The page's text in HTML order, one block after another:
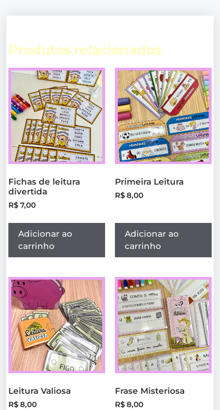
Produtos relacionados
Fichas de leitura
divertida
R$ 7,00
Adicionar ao
carrinho
Primeira Leitura
R$ 8,00
Adicionar ao
carrinho
Leitura Valiosa
R$ 8,00
Frase Misteriosa
R$ 8,00